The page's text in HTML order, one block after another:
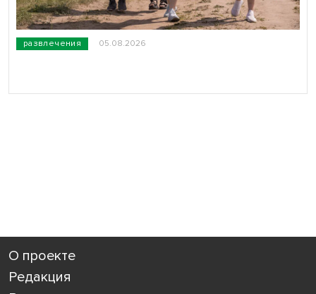
развлечения 05.08.2026
О проекте
Редакция